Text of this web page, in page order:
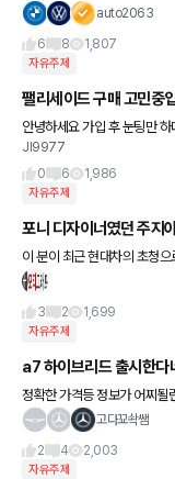
86년 첫 월드컵 아니 32년 만
auto2063
6
8 1,807
자유주제
팰리세이드 구매 고민중
안녕하세요 가입 후 눈팅만 하다 고민때문에 글을 한번 써봅
20년식 k5입니다. 1년전 캠핑을 시작해서 짐
다 싶어서 차량을
JI9977
0
6 1,986
자유주제
포니 디자이너였던 주지
이 분이 최근 현대차의 초청
한번 손을 잡고, 포니 쿠페를
3 2 1,699
자유주제
a7 하이브리드 출시한다
정확한 가격등 정보가 어찌될
고다꾜솩쌤
2
4 2,003
자유주제